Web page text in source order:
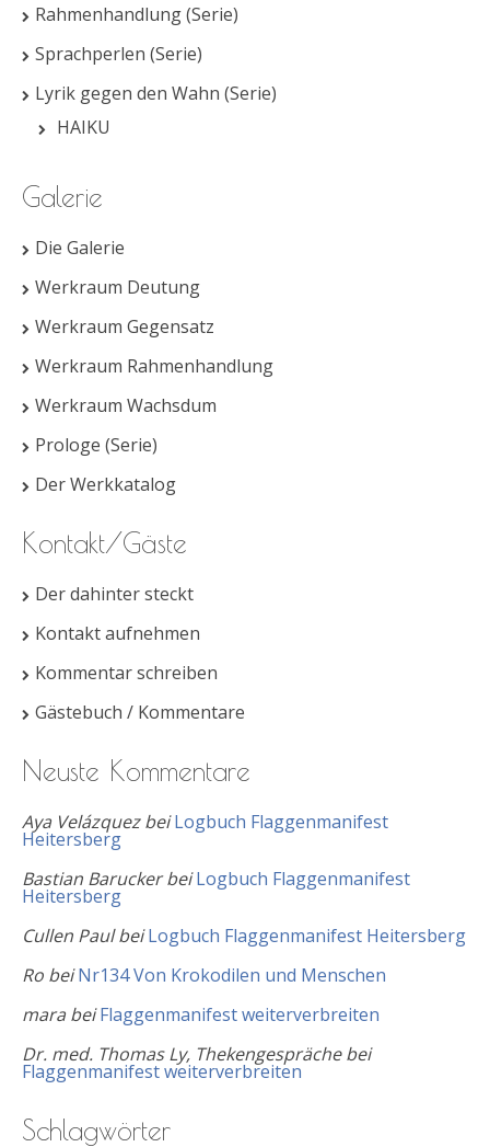
Rahmenhandlung (Serie)
Sprachperlen (Serie)
Lyrik gegen den Wahn (Serie)
HAIKU
Galerie
Die Galerie
Werkraum Deutung
Werkraum Gegensatz
Werkraum Rahmenhandlung
Werkraum Wachsdum
Prologe (Serie)
Der Werkkatalog
Kontakt/Gäste
Der dahinter steckt
Kontakt aufnehmen
Kommentar schreiben
Gästebuch / Kommentare
Neuste Kommentare
Aya VelázquezbeiLogbuch Flaggenmanifest
Heitersberg
Bastian BaruckerbeiLogbuch Flaggenmanifest
Heitersberg
Cullen PaulbeiLogbuch Flaggenmanifest Heitersberg
Ro beiNr134 Von Krokodilen und Menschen
mara beiFlaggenmanifest weiterverbreiten
Dr. med. Thomas Ly, Thekengesprächebei
Flaggenmanifest weiterverbreiten
Schlagwörter